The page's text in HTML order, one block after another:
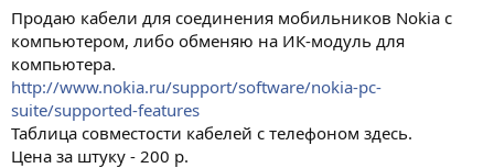
а
Продаю кабели для соединения мобильников Nokia с
компьютером, либо обменяю на ИК-модуль для
компьютера.
http://www.nokia.ru/support/software/nokia-pc-
suite/supported-features
Таблица совместости кабелей с телефоном здесь.
Цена за штуку - 200 р.